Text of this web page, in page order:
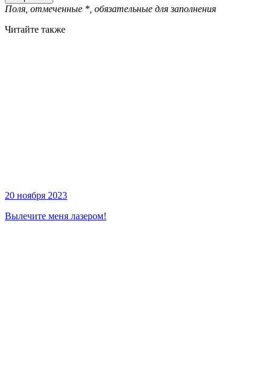
Поля, отмеченные *, обязательные для заполнения
Читайте также
20 ноября 2023
Вылечите меня лазером!